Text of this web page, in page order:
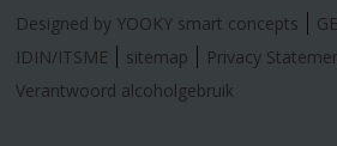
c
i
s
Designed by YOOKY smart concepts
IDIN/ITSME
sitemap Privacy
Verantwoord alcoholgebruik